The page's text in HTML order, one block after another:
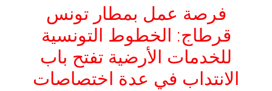
فرصة عمل بمطار تونس
قرطاج: الخطوط التونسية
للخدمات الأرضية تفتح باب
الانتداب في عدة اختصاصات